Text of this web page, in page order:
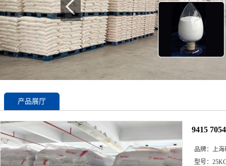
产品展厅
9415
品牌：
上
型号：